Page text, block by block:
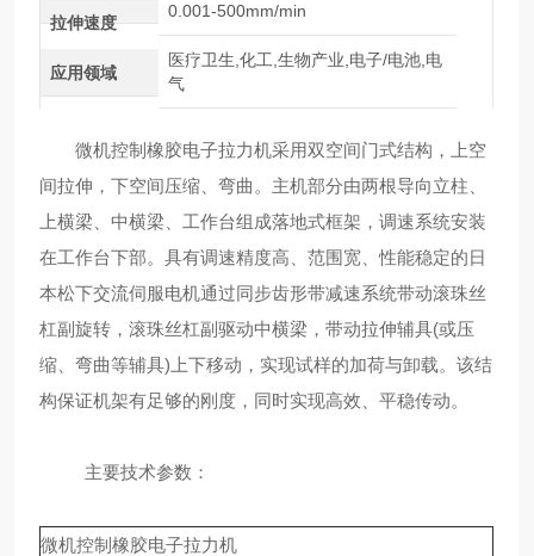
拉伸速度
0.001-500mm/min
应用领域
医疗卫生,化工,生物产业,电子/电池,电
气
微机控制橡胶电子拉力机采用双空间门式结构，上空
间拉伸，下空间压缩、弯曲。主机部分由两根导向立柱、
上横梁、中横梁、工作台组成落地式框架，调速系统安装
在工作台下部。具有调速精度高、范围宽、性能稳定的日
本松下交流伺服电机通过同步齿形带减速系统带动滚珠丝
杠副旋转，滚珠丝杠副驱动中横梁，带动拉伸辅具(或压
缩、弯曲等辅具)上下移动，实现试样的加荷与卸载。该结
构保证机架有足够的刚度，同时实现高效、平稳传动。
主要技术参数：
微机控制橡胶电子拉力机